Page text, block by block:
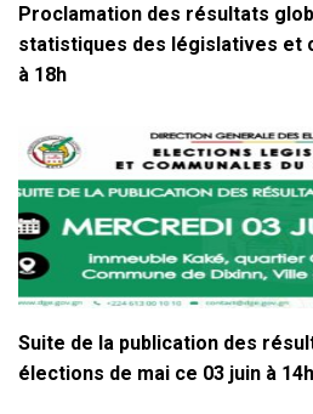
Proclamation des résultats
statistiques des législatives et
à 18h
Suite de la publication des
élections de mai ce 03 juin à 14h